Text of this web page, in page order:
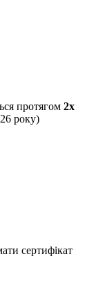
протягом 2х
року)
сертифікат